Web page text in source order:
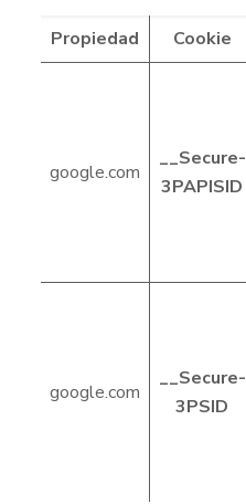
Propiedad Cookie
google.com
__Secure-
3PAPISID
google.com
__Secure-
3PSID